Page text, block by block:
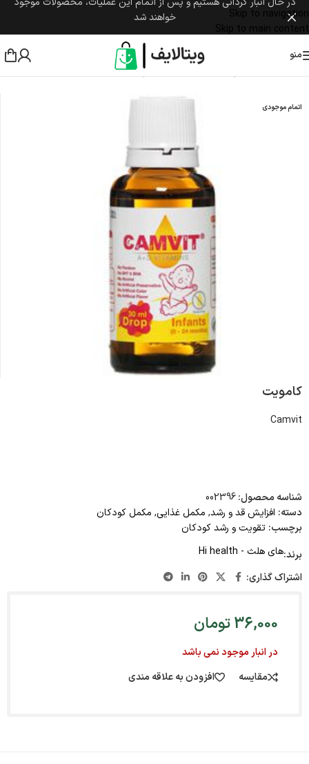
Skip to navigation
Skip to main content
خواهند شد
منو
افزایش قد و رشد
اتمام موجودی
کامویت
Camvit
شناسه محصول:002396
دسته: افزایش قد و رشد, مکمل غذایی, مکمل کودکان
برچسب: تقویت و رشد کودکان
برند:های هلث - Hi health
اشتراک گذاری:
36,000تومان
در انبار موجود نمی باشد
مقایسه
افزودن به علاقه مندی